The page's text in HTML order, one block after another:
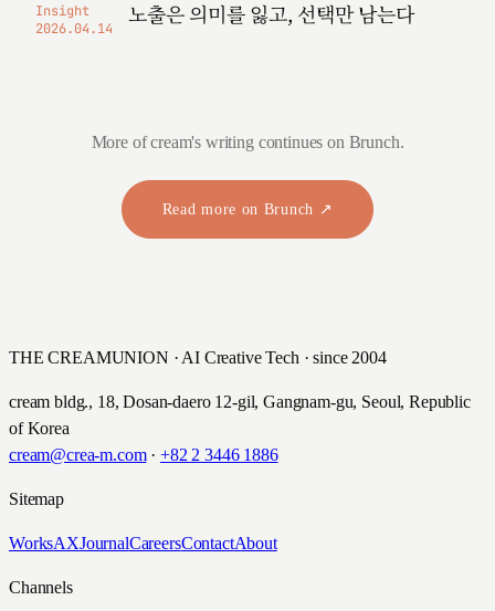
Insight
2026.04.14
노출은 의미를 잃고, 선택만 남는다
More of cream's writing continues on Brunch.
Read more on Brunch ↗
THE CREAMUNION · AI Creative Tech · since 2004
cream bldg., 18, Dosan-daero 12-gil, Gangnam-gu, Seoul, Republic
of Korea
cream@crea-m.com· +82 2 3446 1886
Sitemap
WorksAXJournalCareersContactAbout
Channels